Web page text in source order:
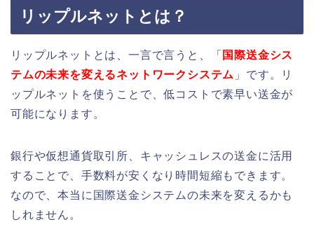
リップルネットとは？
リップルネットとは、一言で言うと、「 国際送金シス
テムの未来を変えるネットワークシステム 」です。リ
ップルネットを使うことで、低コストで素早い送金が
可能になります。
銀行や仮想通貨取引所、キャッシュレスの送金に活用
することで、手数料が安くなり時間短縮もできます。
なので、本当に国際送金システムの未来を変えるかも
しれません。